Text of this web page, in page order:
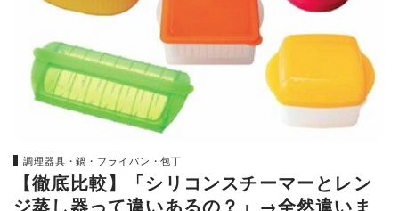
調理器具・鍋・フライパン・包丁
【徹底比較】「シリコンスチーマーとレン
ジ蒸し器って違いあるの？」→全然違いま